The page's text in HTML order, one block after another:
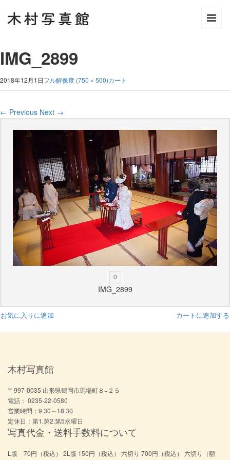
IMG_2899
2018年12月1日フル解像度 (750 × 500)カート
← Previous Next →
0
IMG_2899
お気に入りに追加 カートに追加する
木村写真館
〒997-0035 山形県鶴岡市馬場町８−２５
電話： 0235-22-0580
営業時間：9:30～18:30
定休日：第1.第2.第5水曜日
写真代金・送料手数料について
L版 70円（税込） 2L版 150円（税込） 六切り 700円（税込） 六切り（額